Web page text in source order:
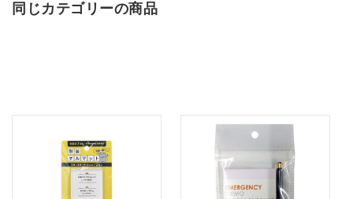
同じカテゴリーの商品